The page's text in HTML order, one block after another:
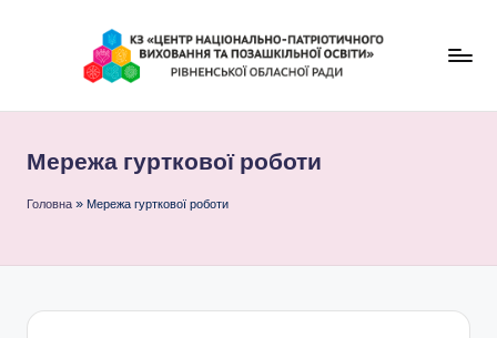
"
Ц
т
Мережа гурткової роботи
Головна » Мережа гурткової роботи